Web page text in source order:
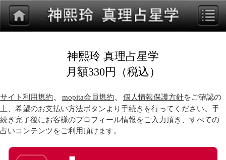
月額330円（税込）
mopita会員規約、個人情報保護方針をご確認の
上、希望のお支払い方法ボタンより手続きを行ってください。手
占いコンテンツをご利用頂けます。
d払い決済に関して >>